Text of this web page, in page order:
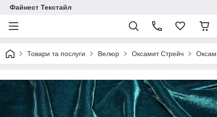
Файнест Текстайл
Товари та послуги Велюр Оксамит Стрейч